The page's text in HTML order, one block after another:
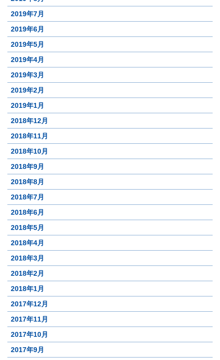
2019年7月
2019年6月
2019年5月
2019年4月
2019年3月
2019年2月
2019年1月
2018年12月
2018年11月
2018年10月
2018年9月
2018年8月
2018年7月
2018年6月
2018年5月
2018年4月
2018年3月
2018年2月
2018年1月
2017年12月
2017年11月
2017年10月
2017年9月